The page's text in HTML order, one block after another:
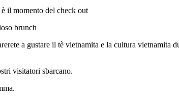
il momento del check out
brunch
a gustare il tè vietnamita e la cultura
visitatori sbarcano.